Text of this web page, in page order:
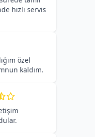
hızlı servis
özel
kaldım.